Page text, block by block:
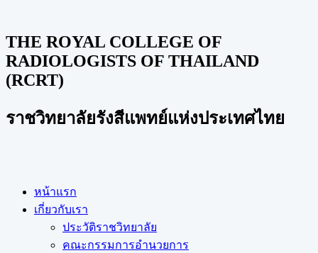
THE ROYAL COLLEGE OF
RADIOLOGISTS OF THAILAND
(RCRT)
ราชวิทยาลัยรังสีแพทย์แห่งประเทศไทย
หน้าแรก
เกี่ยวกับเรา
ประวัติราชวิทยาลัย
คณะกรรมการอำนวยการ